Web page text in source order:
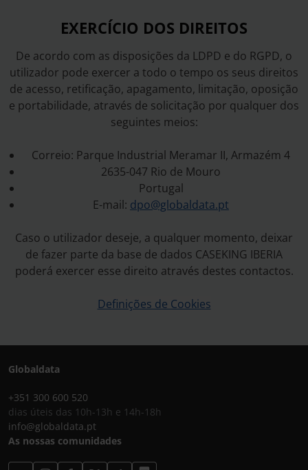
EXERCÍCIO DOS DIREITOS
De acordo com as disposições da LDPD e do RGPD, o
utilizador pode exercer a todo o tempo os seus direitos
de acesso, retificação, apagamento, limitação, oposição
e portabilidade, através de solicitação por qualquer dos
seguintes meios:
Correio: Parque Industrial Meramar II, Armazém 4
2635-047 Rio de Mouro
Portugal
E-mail: dpo@globaldata.pt
Caso o utilizador deseje, a qualquer momento, deixar
de fazer parte da base de dados CASEKING IBERIA
poderá exercer esse direito através destes contactos.
Definições de Cookies
Globaldata
+351 300 600 520
dias úteis das 10h-13h e 14h-18h
info@globaldata.pt
As nossas comunidades